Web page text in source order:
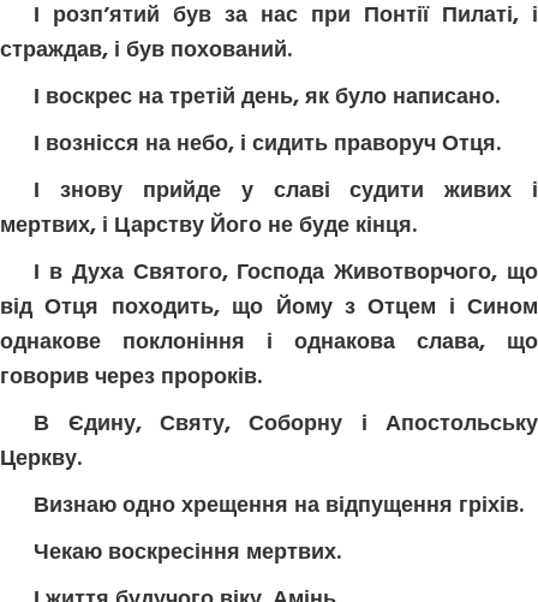
І розп’ятий був за нас при Понтії Пилаті, і
страждав, і був похований.
І воскрес на третій день, як було написано.
І вознісся на небо, і сидить праворуч Отця.
І знову прийде у славі судити живих і
мертвих, і Царству Його не буде кінця.
І в Духа Святого, Господа Животворчого, що
від Отця походить, що Йому з Отцем і Сином
однакове поклоніння і однакова слава, що
говорив через пророків.
В Єдину, Святу, Соборну і Апостольську
Церкву.
Визнаю одно хрещення на відпущення гріхів.
Чекаю воскресіння мертвих.